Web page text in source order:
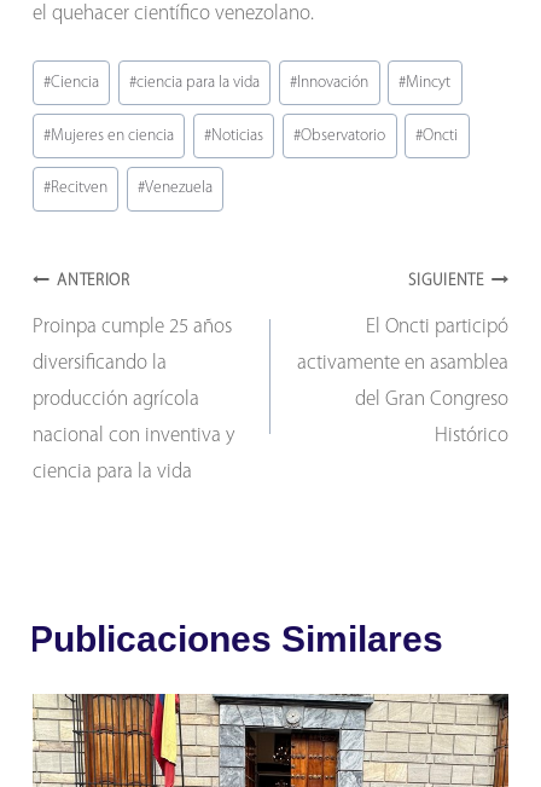
el quehacer científico venezolano.
Etiquetas
de
la
entrada:
#Ciencia #ciencia para la vida # Innovación #Mincyt
#Mujeres en ciencia #Noticias #Observatorio #Oncti
#Recitven #Venezuela
Navegación
de
entradas
ANTERIOR
Proinpa cumple 25 años
diversificando la
producción agrícola
nacional con inventiva y
ciencia para la vida
SIGUIENTE
El Oncti participó
activamente en asamblea
del Gran Congreso
Histórico
Publicaciones Similares